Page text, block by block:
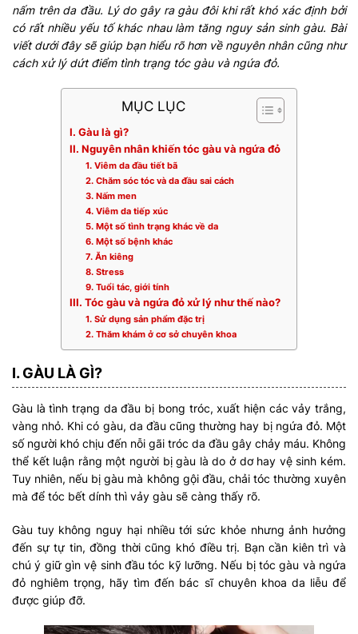
nấm trên da đầu. Lý do gây ra gàu đôi khi rất khó xác định bởi
có rất nhiều yếu tố khác nhau làm tăng nguy sản sinh gàu. Bài
viết dưới đây sẽ giúp bạn hiểu rõ hơn về nguyên nhân cũng như
cách xử lý dứt điểm tình trạng tóc gàu và ngứa đỏ.
MỤC LỤC
I. Gàu là gì?
II. Nguyên nhân khiến tóc gàu và ngứa đỏ
1. Viêm da đầu tiết bã
2. Chăm sóc tóc và da đầu sai cách
3. Nấm men
4. Viêm da tiếp xúc
5. Một số tình trạng khác về da
6. Một số bệnh khác
7. Ăn kiêng
8. Stress
9. Tuổi tác, giới tính
III. Tóc gàu và ngứa đỏ xử lý như thế nào?
1. Sử dụng sản phẩm đặc trị
2. Thăm khám ở cơ sở chuyên khoa
I. GÀU LÀ GÌ?
Gàu là tình trạng da đầu bị bong tróc, xuất hiện các vảy trắng,
vàng nhỏ. Khi có gàu, da đầu cũng thường hay bị ngứa đỏ. Một
số người khó chịu đến nỗi gãi tróc da đầu gây chảy máu. Không
thể kết luận rằng một người bị gàu là do ở dơ hay vệ sinh kém.
Tuy nhiên, nếu bị gàu mà không gội đầu, chải tóc thường xuyên
mà để tóc bết dính thì vảy gàu sẽ càng thấy rõ.
Gàu tuy không nguy hại nhiều tới sức khỏe nhưng ảnh hưởng
đến sự tự tin, đồng thời cũng khó điều trị. Bạn cần kiên trì và
chú ý giữ gìn vệ sinh đầu tóc kỹ lưỡng. Nếu bị tóc gàu và ngứa
đỏ nghiêm trọng, hãy tìm đến bác sĩ chuyên khoa da liễu để
được giúp đỡ.